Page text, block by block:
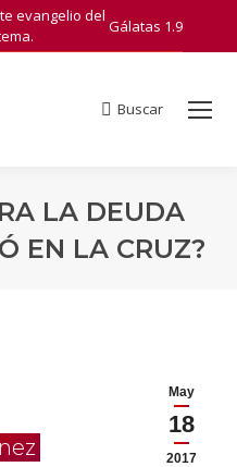
evangelio del
Gálatas 1.9
Search:
Buscar
LA DEUDA
EN LA CRUZ?
May
18
2017